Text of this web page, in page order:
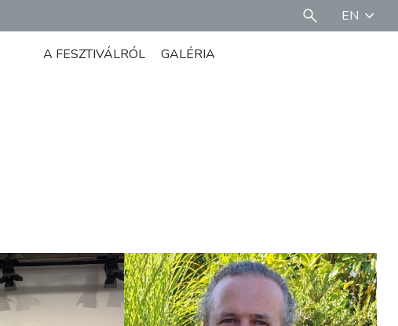
EN
A FESZTIVÁLRÓL GALÉRIA